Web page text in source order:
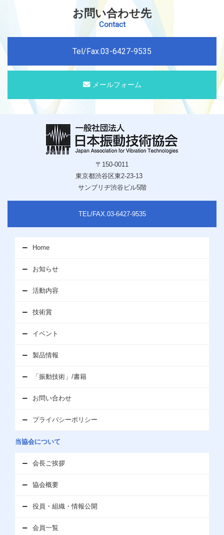
お問い合わせ先
Contact
Tel/Fax.03-6427-9535
メールフォーム
〒150-0011
東京都渋谷区東2-23-13
サンブリヂ渋谷ビル5階
TEL/FAX.03-6427-9535
Home
お知らせ
活動内容
技術賞
イベント
製品情報
「振動技術」/書籍
お問い合わせ
プライバシーポリシー
当協会について
会長ご挨拶
協会概要
役員・組織・情報公開
会員一覧